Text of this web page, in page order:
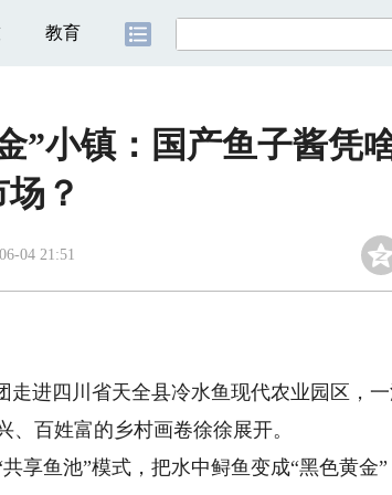
教育
”小镇：国产鱼子酱凭
？
04 21:51
进四川省天全县冷水鱼现代农业园区，
百姓富的乡村画卷徐徐展开。
鱼池”模式，把水中鲟鱼变成“黑色黄金”